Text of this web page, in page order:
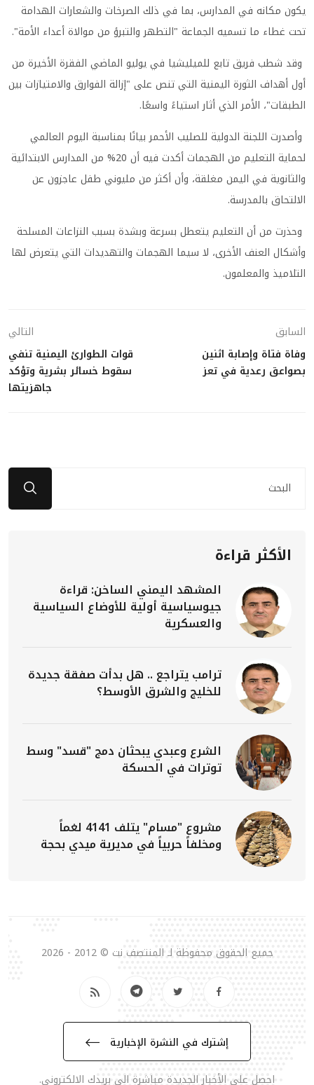
يكون مكانه في المدارس، بما في ذلك الصرخات والشعارات الهدامة
تحت غطاء ما تسميه الجماعة "التطهر والتبرؤ من موالاة أعداء الأمة".
وقد شطب فريق تابع للميليشيا في يوليو الماضي الفقرة الأخيرة من
أول أهداف الثورة اليمنية التي تنص على "إزالة الفوارق والامتيازات بين
الطبقات"، الأمر الذي أثار استياءً واسعًا.
وأصدرت اللجنة الدولية للصليب الأحمر بيانًا بمناسبة اليوم العالمي
لحماية التعليم من الهجمات أكدت فيه أن 20% من المدارس الابتدائية
والثانوية في اليمن مغلقة، وأن أكثر من مليوني طفل عاجزون عن
الالتحاق بالمدرسة.
وحذرت من أن التعليم يتعطل بسرعة وبشدة بسبب النزاعات المسلحة
وأشكال العنف الأخرى، لا سيما الهجمات والتهديدات التي يتعرض لها
التلاميذ والمعلمون.
السابق
وفاة فتاة وإصابة اثنين
بصواعق رعدية في تعز
التالي
قوات الطوارئ اليمنية تنفي
سقوط خسائر بشرية وتؤكد
جاهزيتها
الأكثر قراءة
المشهد اليمني الساخن: قراءة
جيوسياسية أولية للأوضاع السياسية
والعسكرية
ترامب يتراجع .. هل بدأت صفقة جديدة
للخليج والشرق الأوسط؟
الشرع وعبدي يبحثان دمج "قسد" وسط
توترات في الحسكة
مشروع "مسام" يتلف 4141 لغماً
ومخلفاً حربياً في مديرية ميدي بحجة
جميع الحقوق محفوظة لـ المنتصف نت © 2012 - 2026
إشترك في النشرة الإخبارية
احصل على الأخبار الجديدة مباشرة الى بريدك الالكتروني.